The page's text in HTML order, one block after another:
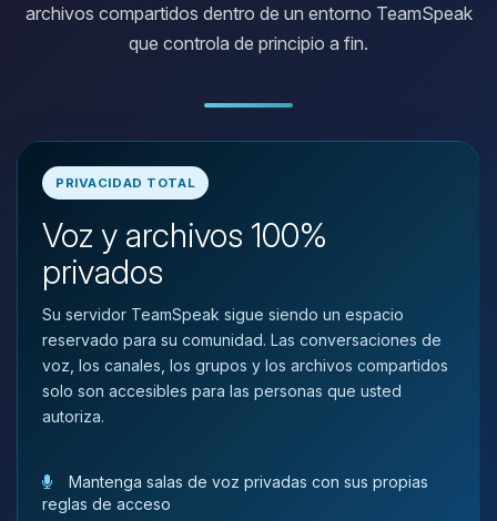
archivos compartidos dentro de un entorno TeamSpeak
que controla de principio a fin.
PRIVACIDAD TOTAL
Voz y archivos 100%
privados
Su servidor TeamSpeak sigue siendo un espacio
reservado para su comunidad. Las conversaciones de
voz, los canales, los grupos y los archivos compartidos
solo son accesibles para las personas que usted
autoriza.
Mantenga salas de voz privadas con sus propias
reglas de acceso
Yupi, por fin alguien con quien
hablar! Soy Choupy, tu pequeno
asistente de BoxToPlay. Cuentame
que necesitas y moveré mis
pequenos circuitos para ayudarte.
08/08/2026 04:26